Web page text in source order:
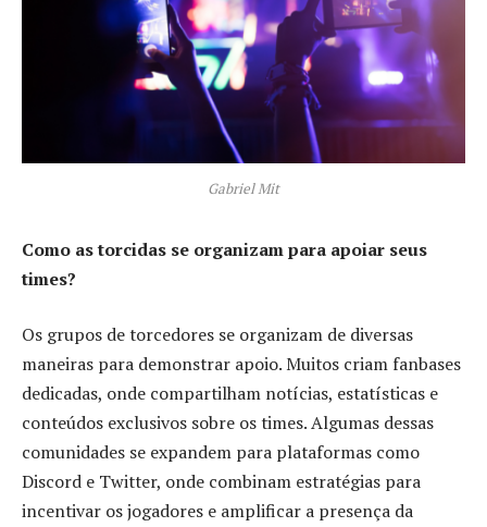
Gabriel Mit
Como as torcidas se organizam para apoiar seus
times?
Os grupos de torcedores se organizam de diversas
maneiras para demonstrar apoio. Muitos criam fanbases
dedicadas, onde compartilham notícias, estatísticas e
conteúdos exclusivos sobre os times. Algumas dessas
comunidades se expandem para plataformas como
Discord e Twitter, onde combinam estratégias para
incentivar os jogadores e amplificar a presença da